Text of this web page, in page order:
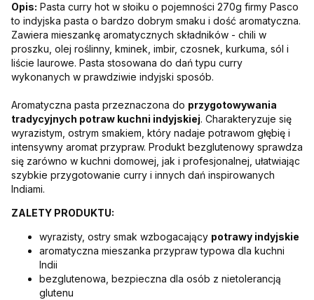
Opis: Pasta curry hot w słoiku o pojemności 270g firmy Pasco
to indyjska pasta o bardzo dobrym smaku i dość aromatyczna.
Zawiera mieszankę aromatycznych składników - chili w
proszku, olej roślinny, kminek, imbir, czosnek, kurkuma, sól i
liście laurowe. Pasta stosowana do dań typu curry
wykonanych w prawdziwie indyjski sposób.
Aromatyczna pasta przeznaczona do przygotowywania
tradycyjnych potraw kuchni indyjskiej. Charakteryzuje się
wyrazistym, ostrym smakiem, który nadaje potrawom głębię i
intensywny aromat przypraw. Produkt bezglutenowy sprawdza
się zarówno w kuchni domowej, jak i profesjonalnej, ułatwiając
szybkie przygotowanie curry i innych dań inspirowanych
Indiami.
ZALETY PRODUKTU:
wyrazisty, ostry smak wzbogacający potrawy indyjskie
aromatyczna mieszanka przypraw typowa dla kuchni
Indii
bezglutenowa, bezpieczna dla osób z nietolerancją
glutenu